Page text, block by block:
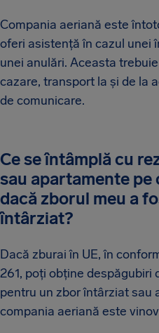
Compania aeriană este
oferi asistență în cazul unei
unei anulări. Aceasta
cazare, transport la și de la
de comunicare.
Ce se întâmplă cu
sau apartamente
dacă zborul meu a
întârziat?
Dacă zburai în UE, în
261, poți obține
pentru un zbor întârziat sau
compania aeriană este